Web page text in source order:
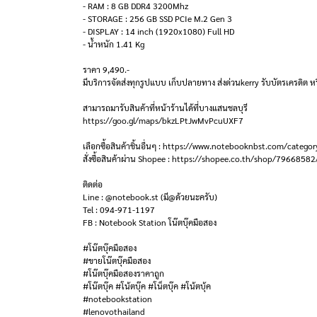
- RAM : 8 GB DDR4 3200Mhz
- STORAGE : 256 GB SSD PCIe M.2 Gen 3
- DISPLAY : 14 inch (1920x1080) Full HD
- น้ำหนัก 1.41 Kg
ราคา 9,490.-
มีบริการจัดส่งทุกรูปแบบ เก็บปลายทาง ส่งด่วนkerry รับบัตรเครดิต
สามารถมารับสินค้าที่หน้าร้านได้ที่บางแสนชลบุรี
https://goo.gl/maps/bkzLPtJwMvPcuUXF7
เลือกซื้อสินค้าชิ้นอื่นๆ : https://www.notebooknbst.com/
สั่งซื้อสินค้าผ่าน Shopee : https://shopee.co.th/shop/
ติดต่อ
Line : @notebook.st (มี@ด้วยนะครับ)
Tel : 094-971-1197
FB : Notebook Station โน๊ตบุ๊คมือสอง
#โน๊ตบุ๊คมือสอง
#ขายโน๊ตบุ๊คมือสอง
#โน๊ตบุ๊คมือสองราคาถูก
#โน๊ตบุ๊ค #โน้ตบุ๊ค #โน็ตบุ๊ค #โน้ตบุ้ค
#notebookstation
#lenovothailand